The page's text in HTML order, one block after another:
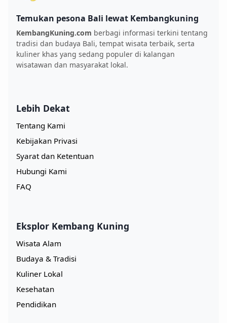
Temukan pesona Bali lewat Kembangkuning
KembangKuning.com berbagi informasi terkini tentang
tradisi dan budaya Bali, tempat wisata terbaik, serta
kuliner khas yang sedang populer di kalangan
wisatawan dan masyarakat lokal.
Lebih Dekat
Tentang Kami
Kebijakan Privasi
Syarat dan Ketentuan
Hubungi Kami
FAQ
Eksplor Kembang Kuning
Wisata Alam
Budaya & Tradisi
Kuliner Lokal
Kesehatan
Pendidikan